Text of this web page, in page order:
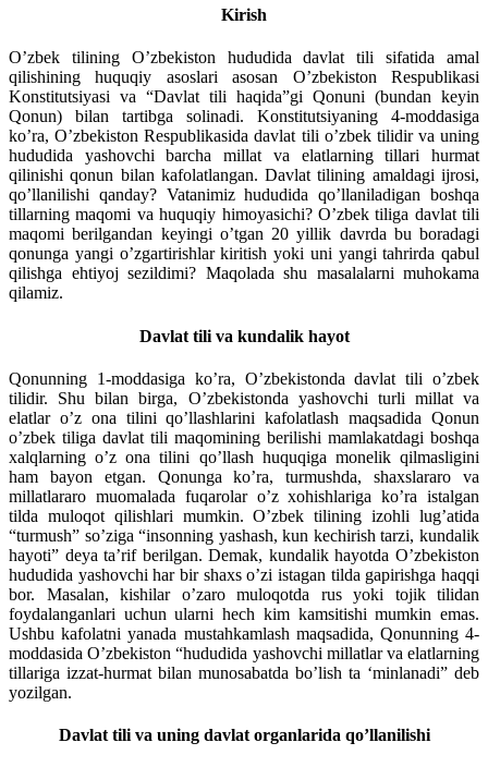
Kirish
O’zbek tilining O’zbekiston hududida davlat tili sifatida amal
qilishining huquqiy asoslari asosan O’zbekiston Respublikasi
Konstitutsiyasi va “Davlat tili haqida”gi Qonuni (bundan keyin
Qonun) bilan tartibga solinadi. Konstitutsiyaning 4-moddasiga
ko’ra, O’zbekiston Respublikasida davlat tili o’zbek tilidir va uning
hududida yashovchi barcha millat va elatlarning tillari hurmat
qilinishi qonun bilan kafolatlangan. Davlat tilining amaldagi ijrosi,
qo’llanilishi qanday? Vatanimiz hududida qo’llaniladigan boshqa
tillarning maqomi va huquqiy himoyasichi? O’zbek tiliga davlat tili
maqomi berilgandan keyingi o’tgan 20 yillik davrda bu boradagi
qonunga yangi o’zgartirishlar kiritish yoki uni yangi tahrirda qabul
qilishga ehtiyoj sezildimi? Maqolada shu masalalarni muhokama
qilamiz.
Davlat tili va kundalik hayot
Qonunning 1-moddasiga ko’ra, O’zbekistonda davlat tili o’zbek
tilidir. Shu bilan birga, O’zbekistonda yashovchi turli millat va
elatlar o’z ona tilini qo’llashlarini kafolatlash maqsadida Qonun
o’zbek tiliga davlat tili maqomining berilishi mamlakatdagi boshqa
xalqlarning o’z ona tilini qo’llash huquqiga monelik qilmasligini
ham bayon etgan. Qonunga ko’ra, turmushda, shaxslararo va
millatlararo muomalada fuqarolar o’z xohishlariga ko’ra istalgan
tilda muloqot qilishlari mumkin. O’zbek tilining izohli lug’atida
“turmush” so’ziga “insonning yashash, kun kechirish tarzi, kundalik
hayoti” deya ta’rif berilgan. Demak, kundalik hayotda O’zbekiston
hududida yashovchi har bir shaxs o’zi istagan tilda gapirishga haqqi
bor. Masalan, kishilar o’zaro muloqotda rus yoki tojik tilidan
foydalanganlari uchun ularni hech kim kamsitishi mumkin emas.
Ushbu kafolatni yanada mustahkamlash maqsadida, Qonunning 4-
moddasida O’zbekiston “hududida yashovchi millatlar va elatlarning
tillariga izzat-hurmat bilan munosabatda bo’lish ta ‘minlanadi” deb
yozilgan.
Davlat tili va uning davlat organlarida qo’llanilishi